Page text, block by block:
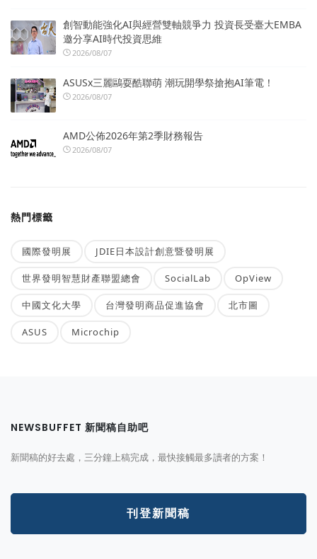
創智動能強化AI與經營雙軸競爭力 投資長受臺大EMBA
邀分享AI時代投資思維
2026/08/07
ASUSx三麗鷗耍酷聯萌 潮玩開學祭搶抱AI筆電！
2026/08/07
AMD公佈2026年第2季財務報告
2026/08/07
熱門標籤
國際發明展 JDIE日本設計創意暨發明展
世界發明智慧財產聯盟總會 SocialLab OpView
中國文化大學 台灣發明商品促進協會 北市圖
ASUS Microchip
NEWSBUFFET 新聞稿自助吧
新聞稿的好去處，三分鐘上稿完成，最快接觸最多讀者的方案！
刊登新聞稿